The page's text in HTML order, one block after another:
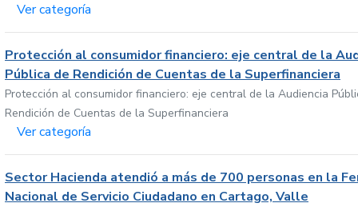
Ver categoría
Protección al consumidor financiero: eje central de la
Pública de Rendición de Cuentas de la Superfinanciera
Protección al consumidor financiero: eje central de la Audiencia
Rendición de Cuentas de la Superfinanciera
Ver categoría
Sector Hacienda atendió a más de 700 personas en la
Nacional de Servicio Ciudadano en Cartago, Valle